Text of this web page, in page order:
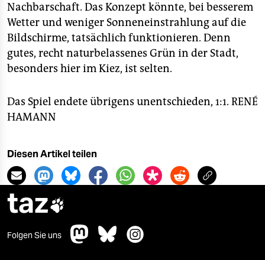
Nachbarschaft. Das Konzept könnte, bei besserem
Wetter und weniger Sonneneinstrahlung auf die
Bildschirme, tatsächlich funktionieren. Denn
gutes, recht naturbelassenes Grün in der Stadt,
besonders hier im Kiez, ist selten.
Das Spiel endete übrigens unentschieden, 1:1. RENÉ
HAMANN
Diesen Artikel teilen
taz
Folgen Sie uns